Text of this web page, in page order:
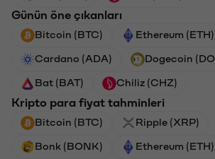
Günün öne çıkanları
Bitcoin (BTC) Ethereum (ETH)
Cardano (ADA) Dogecoin
Bat (BAT) Chiliz (CHZ)
Kripto para fiyat tahminleri
Bitcoin (BTC) Ripple (XRP)
Bonk (BONK) Ethereum (ETH)